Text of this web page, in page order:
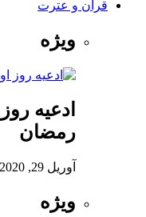
قرآن و عترت
ویژه
ادعيه
رمضان
آوریل 29, 2020
ویژه